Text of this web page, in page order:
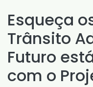
Esqueça
Trânsito
Futuro
com o